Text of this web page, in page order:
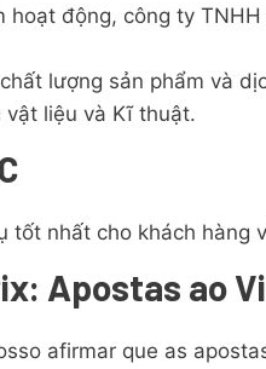
hoạt động, công ty
lượng sản phẩm và
liệu và Kĩ thuật.
tốt nhất cho khách hàng
Apostas ao
afirmar que as